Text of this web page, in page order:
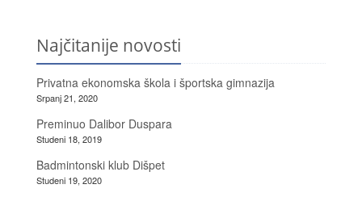
Najčitanije novosti
Privatna ekonomska škola i športska gimnazija
Srpanj 21, 2020
Preminuo Dalibor Duspara
Studeni 18, 2019
Badmintonski klub Dišpet
Studeni 19, 2020